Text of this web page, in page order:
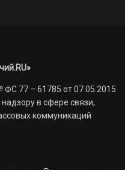
77 – 61785 от 07.05.2015
в сфере связи,
коммуникаций